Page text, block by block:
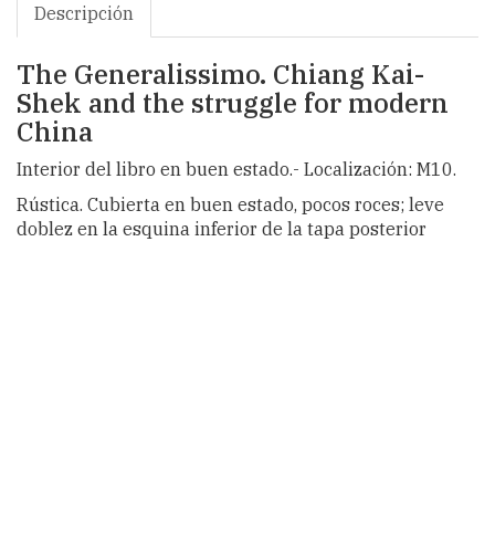
Descripción
The Generalissimo. Chiang Kai-
Shek and the struggle for modern
China
Interior del libro en buen estado.- Localización: M10.
Rústica. Cubierta en buen estado, pocos roces; leve
doblez en la esquina inferior de la tapa posterior